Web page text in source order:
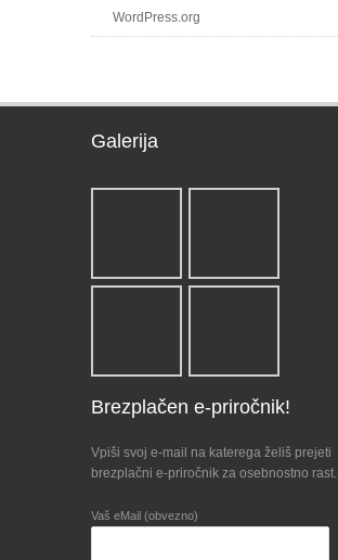
WordPress.org
Galerija
Brezplačen e-priročnik!
Vpiši svoj e-mail na katerega želiš prejeti
brezplačni e-priročnik za osebnostno rast.
Vaš eMail (obvezno)